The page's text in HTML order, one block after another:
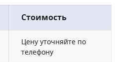
Стоимость
Цену уточняйте по
телефону